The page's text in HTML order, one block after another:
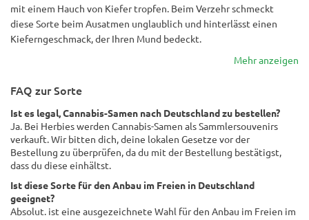
mit einem Hauch von Kiefer tropfen. Beim Verzehr schmeckt
diese Sorte beim Ausatmen unglaublich und hinterlässt einen
Kieferngeschmack, der Ihren Mund bedeckt.
Mehr anzeigen
FAQ zur Sorte
Ist es legal, Cannabis-Samen nach Deutschland zu bestellen?
Ja. Bei Herbies werden Cannabis-Samen als Sammlersouvenirs
verkauft. Wir bitten dich, deine lokalen Gesetze vor der
Bestellung zu überprüfen, da du mit der Bestellung bestätigst,
dass du diese einhältst.
Ist diese Sorte für den Anbau im Freien in Deutschland
geeignet?
Absolut. ist eine ausgezeichnete Wahl für den Anbau im Freien im